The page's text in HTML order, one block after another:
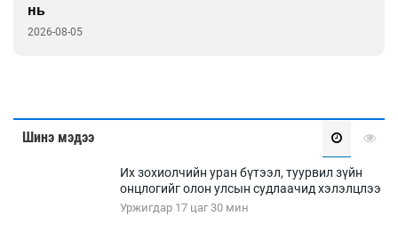
тэргүүний хясал
2026-08-05
Шинэ мэдээ
Их зохиолчийн уран бүтээл, туурвил зүйн
онцлогийг олон улсын судлаачид хэлэлцлээ
Уржигдар 17 цаг 30 мин